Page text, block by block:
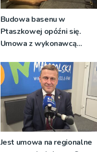
Budowa basenu w
Ptaszkowej opóźni się.
Umowa z wykonawcą
nie zostanie podpisana
Jest umowa na regionalne